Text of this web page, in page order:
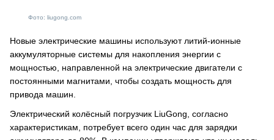
Фото: liugong.com
Новые электрические машины используют литий-ионные
аккумуляторные системы для накопления энергии с
мощностью, направленной на электрические двигатели с
постоянными магнитами, чтобы создать мощность для
привода машин.
Электрический колёсный погрузчик LiuGong, согласно
характеристикам, потребует всего один час для зарядки